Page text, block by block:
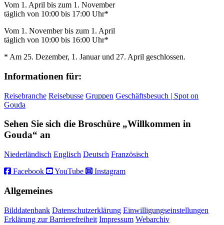
Vom 1. April bis zum 1. November
täglich von 10:00 bis 17:00 Uhr*
Vom 1. November bis zum 1. April
täglich von 10:00 bis 16:00 Uhr*
* Am 25. Dezember, 1. Januar und 27. April geschlossen.
Informationen für:
Reisebranche Reisebusse Gruppen Geschäftsbesuch | Spot on
Gouda
Sehen Sie sich die Broschüre „Willkommen in
Gouda“ an
Niederländisch Englisch Deutsch Französisch
Facebook
YouTube Instagram
Allgemeines
Bilddatenbank Datenschutzerklärung Einwilligungseinstellungen
Erklärung zur Barrierefreiheit Impressum Webarchiv